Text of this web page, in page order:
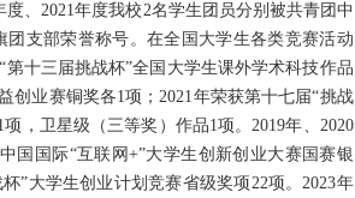
、2021年度我校2名学生团员分别被共青团中
支部荣誉称号。在全国大学生各类竞赛活动
十三届挑战杯”全国大学生课外学术科技作品
创业赛铜奖各1项；2021年荣获第十七届“挑战
，卫星级（三等奖）作品1项。2019年、2020
国国际“互联网+”大学生创新创业大赛国赛银
”大学生创业计划竞赛省级奖项22项。2023年